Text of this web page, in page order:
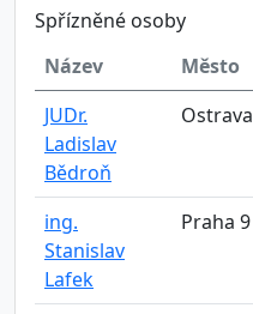
Spřízněné osoby
Název
Město
JUDr.
Ladislav
Bědroň
Ostrava
ing.
Stanislav
Lafek
Praha 9